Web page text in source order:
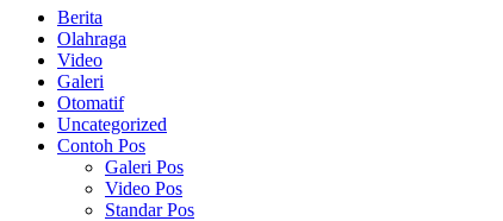
Berita
Olahraga
Video
Galeri
Otomatif
Uncategorized
Contoh Pos
Galeri Pos
Video Pos
Standar Pos